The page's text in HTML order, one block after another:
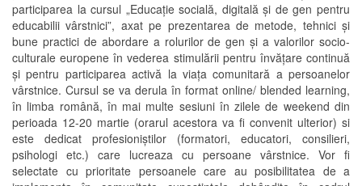
participarea la cursul „Educație socială, digitală și de gen pentru
educabilii vârstnici”, axat pe prezentarea de metode, tehnici și
bune practici de abordare a rolurilor de gen și a valorilor socio-
culturale europene în vederea stimulării pentru învățare continuă
și pentru participarea activă la viața comunitară a persoanelor
vârstnice. Cursul se va derula în format online/ blended learning,
în limba română, în mai multe sesiuni în zilele de weekend din
perioada 12-20 martie (orarul acestora va fi convenit ulterior) si
este dedicat profesioniștilor (formatori, educatori, consilieri,
psihologi etc.) care lucreaza cu persoane vârstnice. Vor fi
selectate cu prioritate persoanele care au posibilitatea de a